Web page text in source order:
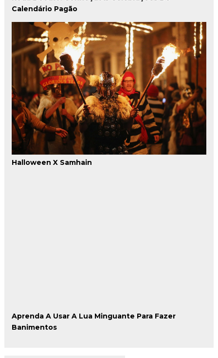
Calendário Pagão
Halloween X Samhain
Aprenda A Usar A Lua Minguante Para Fazer
Banimentos